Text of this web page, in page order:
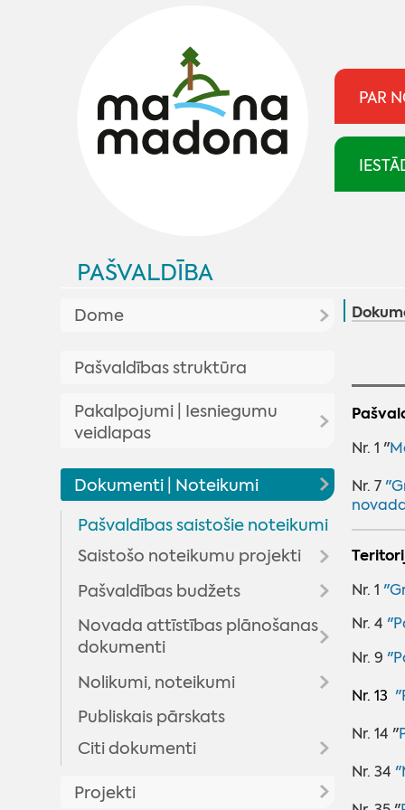
PAR
PAŠVALDĪBA
Dome
Aktualitātes pašvaldībā
Domes lēmumu un komiteju
pārskats
Domes lēmumi
Komitejas sēdes
Domes sēžu audioierakstu
arhīvs
Novada domes priekšsēdētājs
Deputāti
Arhīvs
Domes komitejas
Domes komisijas
Pašvaldības struktūra
Pakalpojumi | Iesniegumu
veidlapas
Pakalpojumi
pakalpojumi
Maksas pakalpojumu
cenrādis
Valsts un pašvaldības vienoto
pakalpojumi
Dokumenti | Noteikumi
Pašvaldības saistošie noteikumi
Saistošo noteikumu projekti
Rezultāti viedokļa
Pašvaldības budžets
Budžeta informācija
Budžeta grozījumi
Novada attīstības plānošanas
dokumenti
Aktualitātes
Madonas novada teritorijas
programma un IAS
Nolikumi, noteikumi
Pašvaldības, pagastu un
apvienību pārvalžu nolikumi
Citi noteikumi, nolikumi
Publiskais pārskats
Citi dokumenti
Madonas novada sadarbības
teritorijas civilās aizsardzības
Projekti
Nr. 1 "
Nr. 7
Nr. 1
‌‌Nr. 4
‌‌Nr. 9 "
Nr. 13
Nr. 14 "
Nr. 34